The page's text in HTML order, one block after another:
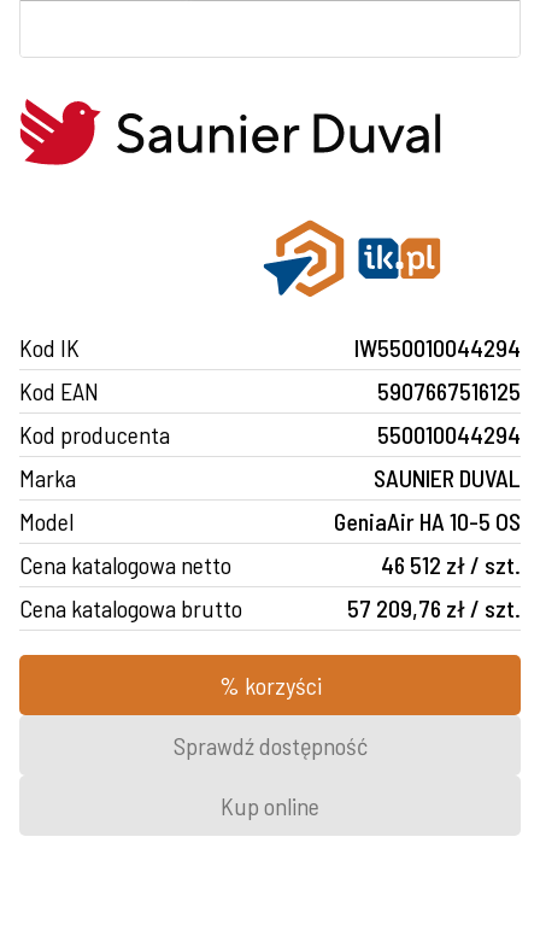
Kod IK
IW550010044294
Kod EAN
5907667516125
Kod producenta
550010044294
Marka
SAUNIER DUVAL
Model
GeniaAir HA 10-5 OS
Cena katalogowa netto
46 512 zł / szt.
Cena katalogowa brutto
57 209,76 zł / szt.
% korzyści
Sprawdź dostępność
Kup online